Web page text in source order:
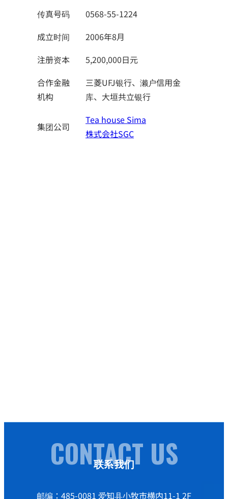
传真号码
0568-55-1224​
成立时间
2006年8月
注册资本
5,200,000日元
合作金融
机构
三菱UFJ银行、濑户信用金
库、大垣共立银行
集团公司
Tea house Sima
株式会社SGC
CONTACT US
联系我们
邮编：485-0081 爱知县小牧市横内11-1 2F